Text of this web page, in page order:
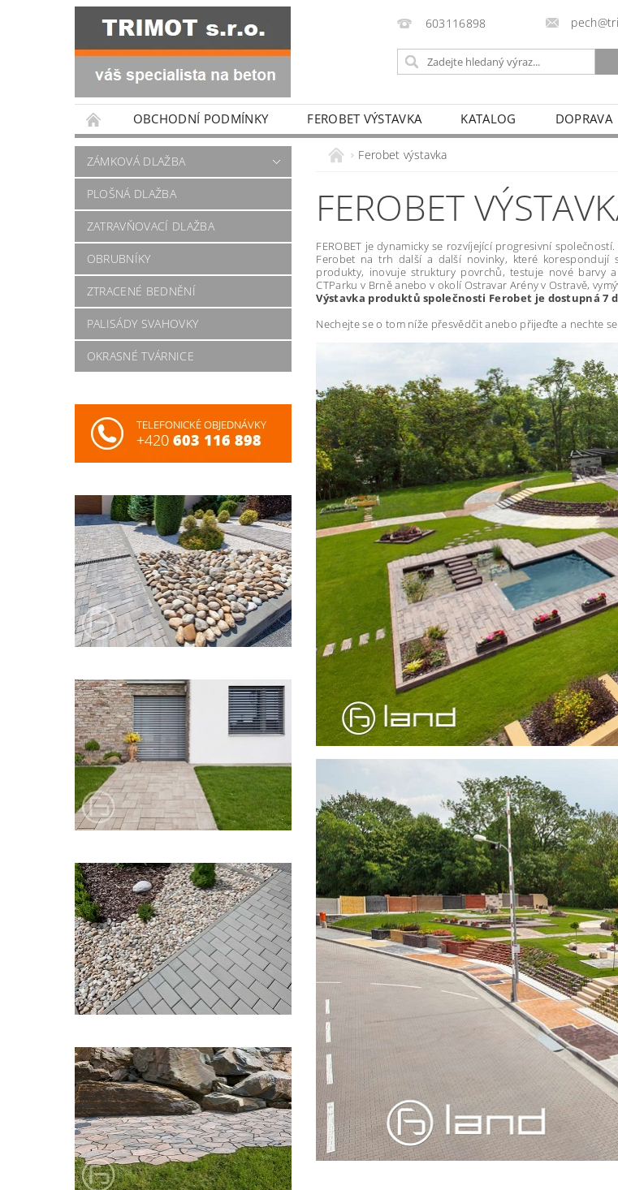
603116898
OBCHODNÍ PODMÍNKY FEROBET VÝSTAVKA KATALOG DOPRAVA
ZÁMKOVÁ DLAŽBA
PLOŠNÁ DLAŽBA
ZATRAVŇOVACÍ DLAŽBA
OBRUBNÍKY
ZTRACENÉ BEDNĚNÍ
PALISÁDY SVAHOVKY
OKRASNÉ TVÁRNICE
Ferobet výstavka
FEROBET
FEROBET je dynamicky se rozvíjející progresivní
Ferobet na trh další a další novinky, které korespondují
produkty, inovuje struktury povrchů, testuje nové barvy
CTParku v Brně anebo v okolí Ostravar Arény v Ostravě,
Výstavka produktů společnosti Ferobet je dostupná 7
Nechejte se o tom níže přesvědčit anebo přijeďte a nechte